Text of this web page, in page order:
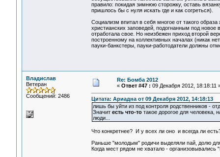
правило: покидая зимнюю сторожку, оставь
пришлось бы с нуля искать где и как согреться).
Социализм впитал в себя многое от такого
христианских заповедей, подогнанным под
отработала свое. Но неизбежен приход второй
построенному на коллективных началах (никак
пауки-банкстеры, пауки-работодатели должны
Владислав
Ветеран
Сообщений: 2486
Re: Бомба 2012
« Ответ #47 : 09 Декабря 2012, 18:18:11
Цитата: Ариадна от 09 Декабря 2012, 14:18:13
лишь бы уйти из под контроля родственников -
Значит есть что-то такое дорогое для человека,
люди...
Что конкретнее? И у всех ли оно и всегда ли
Раньше "молодым" родичи выделяли пай, долю
Когда мест рядом не хватало - организовывались